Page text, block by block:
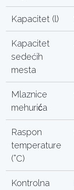
Kapacitet (l)
Kapacitet
sedećih
mesta
Mlaznice
mehurića
Raspon
temperature
(°C)
Kontrolna